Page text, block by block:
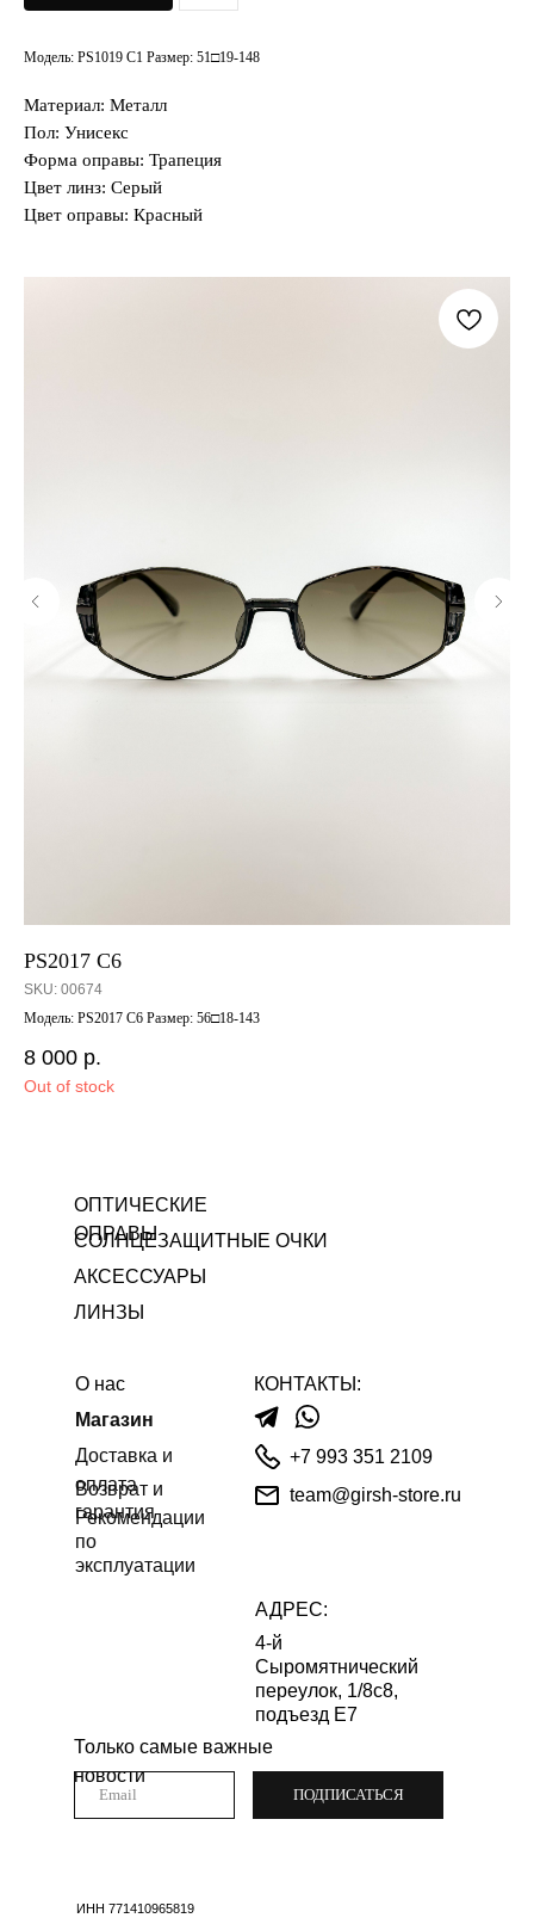
Модель: PS1019 C1 Размер: 51□19-148
Материал: Металл
Пол: Унисекс
Форма оправы: Трапеция
Цвет линз: Серый
Цвет оправы: Красный
PS2017 C6
SKU: 00674
Модель: PS2017 C6 Размер: 56□18-143
8 000 р.
Out of stock
ОПТИЧЕСКИЕ
ОПРАВЫ
СОЛНЦЕЗАЩИТНЫЕ ОЧКИ
+7 993 351 2109
Только самые важные
новости
ПОДПИСАТЬСЯ
4-й
Сыромятнический
переулок, 1/8с8,
подъезд Е7
АДРЕС:
Магазин
ИНН 771410965819
О нас
team@girsh-store.ru
Рекомендации
по
эксплуатации
Доставка и
оплата
КОНТАКТЫ:
Возврат и
гарантия
ЛИНЗЫ
АКСЕССУАРЫ